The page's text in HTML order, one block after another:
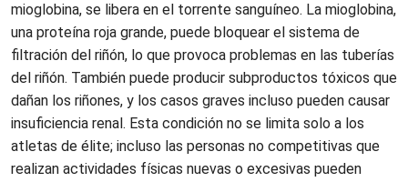
mioglobina, se libera en el torrente sanguíneo. La mioglobina,
una proteína roja grande, puede bloquear el sistema de
filtración del riñón, lo que provoca problemas en las tuberías
del riñón. También puede producir subproductos tóxicos que
dañan los riñones, y los casos graves incluso pueden causar
insuficiencia renal. Esta condición no se limita solo a los
atletas de élite; incluso las personas no competitivas que
realizan actividades físicas nuevas o excesivas pueden